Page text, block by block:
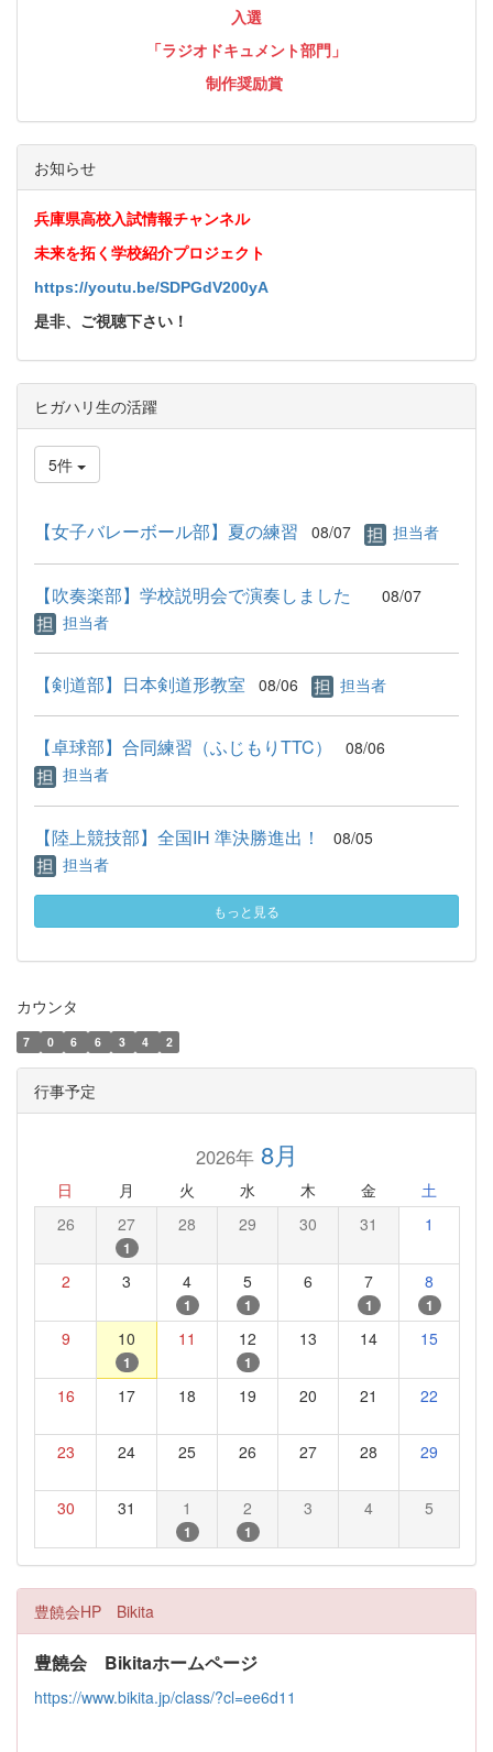
入選
「ラジオドキュメント部門」
制作奨励賞
お知らせ
兵庫県高校入試情報チャンネル
未来を拓く学校紹介プロジェクト
https://youtu.be/SDPGdV200yA
是非、ご視聴下さい！
ヒガハリ生の活躍
5件
【女子バレーボール部】夏の練習 08/07 担当者
【吹奏楽部】学校説明会で演奏しました
08/07
担当者
【剣道部】日本剣道形教室 08/06 担当者
【卓球部】合同練習（ふじもりTTC）
08/06
担当者
【陸上競技部】全国IH 準決勝進出！
08/05
担当者
もっと見る
カウンタ
7 0 6 6 3 4 2
行事予定
2026年8月
日 月 火 水 木 金 土
26 27
1
28 29 30 31 1
2 3 4
1
5
1
6 7
1
8
1
9 10
1
11 12
1
13 14 15
16 17 18 19 20 21 22
23 24 25 26 27 28 29
30 31 1
1
2
1
3 4 5
豊饒会HP Bikita
豊饒会 Bikitaホームページ
https://www.bikita.jp/class/?cl=ee6d11